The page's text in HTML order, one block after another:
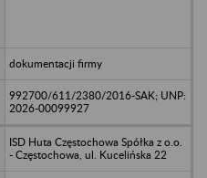
dokumentacji firmy
992700/611/2380/2016-SAK; UNP:
2026-00099927
ISD Huta Częstochowa Spółka z o.o.
- Częstochowa, ul. Kucelińska 22